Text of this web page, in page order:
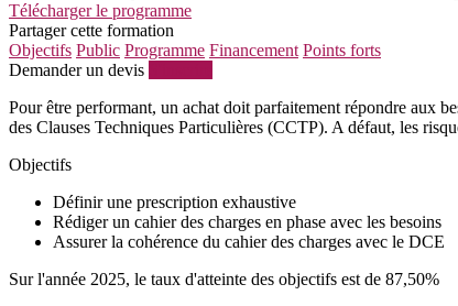
Télécharger le programme
Partager cette formation
Objectifs Public Programme Financement Points forts
Demander un devis
Pour être performant, un achat doit parfaitement répondre aux
des Clauses Techniques Particulières (CCTP). A défaut, les
Objectifs
Définir une prescription exhaustive
Rédiger un cahier des charges en phase avec les besoins
Assurer la cohérence du cahier des charges avec le DCE
Sur l'année 2025, le taux d'atteinte des objectifs est de 87,50%